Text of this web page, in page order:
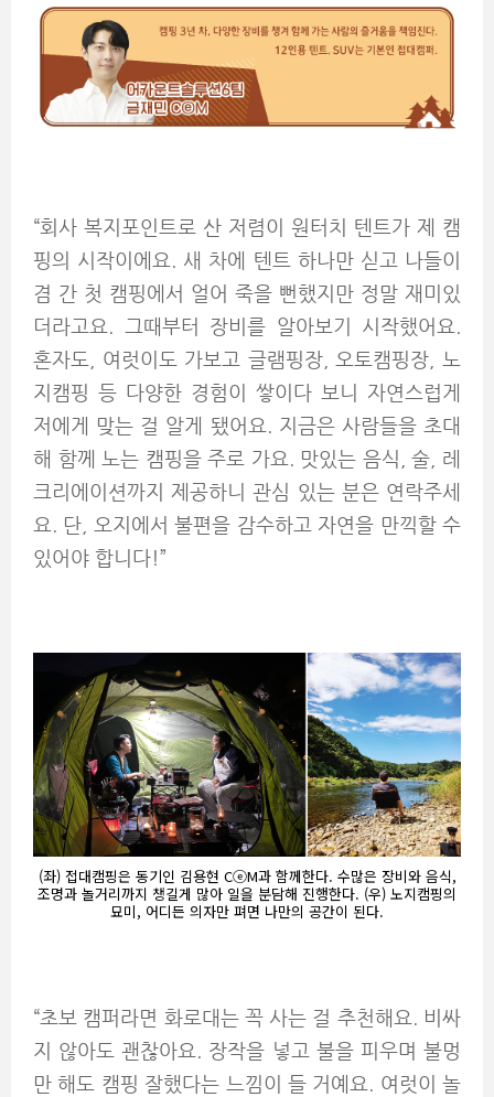
“회사 복지포인트로 산 저렴이 원터치 텐트가 제 캠
핑의 시작이에요. 새 차에 텐트 하나만 싣고 나들이
겸 간 첫 캠핑에서 얼어 죽을 뻔했지만 정말 재미있
더라고요. 그때부터 장비를 알아보기 시작했어요.
혼자도, 여럿이도 가보고 글램핑장, 오토캠핑장, 노
지캠핑 등 다양한 경험이 쌓이다 보니 자연스럽게
저에게 맞는 걸 알게 됐어요. 지금은 사람들을 초대
해 함께 노는 캠핑을 주로 가요. 맛있는 음식, 술, 레
크리에이션까지 제공하니 관심 있는 분은 연락주세
요. 단, 오지에서 불편을 감수하고 자연을 만끽할 수
있어야 합니다!”
(좌) 접대캠핑은 동기인 김용현 CⓔM과 함께한다. 수많은 장비와 음식,
조명과 놀거리까지 챙길게 많아 일을 분담해 진행한다. (우) 노지캠핑의
묘미, 어디든 의자만 펴면 나만의 공간이 된다.
“초보 캠퍼라면 화로대는 꼭 사는 걸 추천해요. 비싸
지 않아도 괜찮아요. 장작을 넣고 불을 피우며 불멍
만 해도 캠핑 잘했다는 느낌이 들 거예요. 여럿이 놀